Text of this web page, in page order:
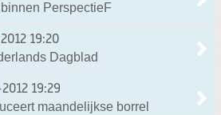
PerspectieF
19:20
Dagblad
19:29
maandelijkse borrel